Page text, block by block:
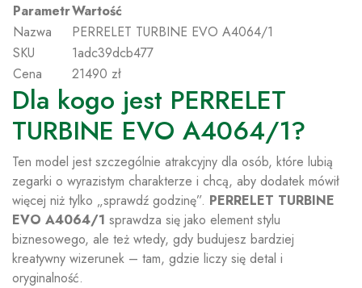
ParametrWartość
Nazwa
PERRELET TURBINE EVO A4064/1
SKU
1adc39dcb477
Cena
21490 zł
Dla kogo jest PERRELET
TURBINE EVO A4064/1?
Ten model jest szczególnie atrakcyjny dla osób, które lubią
zegarki o wyrazistym charakterze i chcą, aby dodatek mówił
więcej niż tylko „sprawdź godzinę”. PERRELET TURBINE
EVO A4064/1 sprawdza się jako element stylu
biznesowego, ale też wtedy, gdy budujesz bardziej
kreatywny wizerunek – tam, gdzie liczy się detal i
oryginalność.